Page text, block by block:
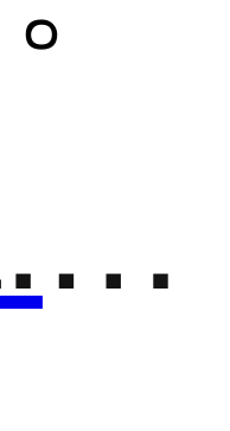
data.ai Intelligence